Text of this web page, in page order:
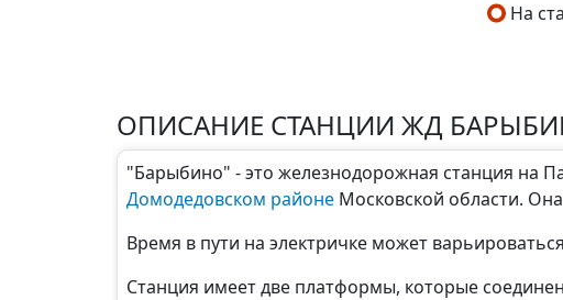
На
ОПИСАНИЕ СТАНЦИИ ЖД
"Барыбино" - это железнодорожная станция на
Домодедовском районе Московской области.
Время в пути на электричке может
Станция имеет две платформы, которые